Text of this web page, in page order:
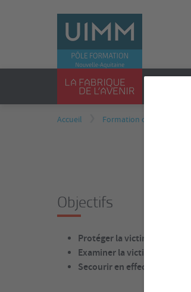
Accueil Formation continue
Objectifs
Protéger la victime et
Examiner la victime, alerter
Secourir en effectuant